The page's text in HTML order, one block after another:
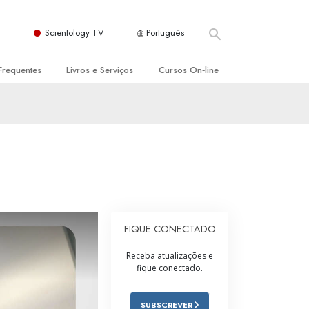
Scientology TV Português
de Scientology
Livros e Serviços
Introdutórios
Cursos On‑line
Ajudas para Doenças e Ferimentos
Integridade e Honestidade
Casamento
A Escala de Tom Emocional
FIQUE CONECTADO
Receba atualizações e
fique conectado.
SUBSCREVER